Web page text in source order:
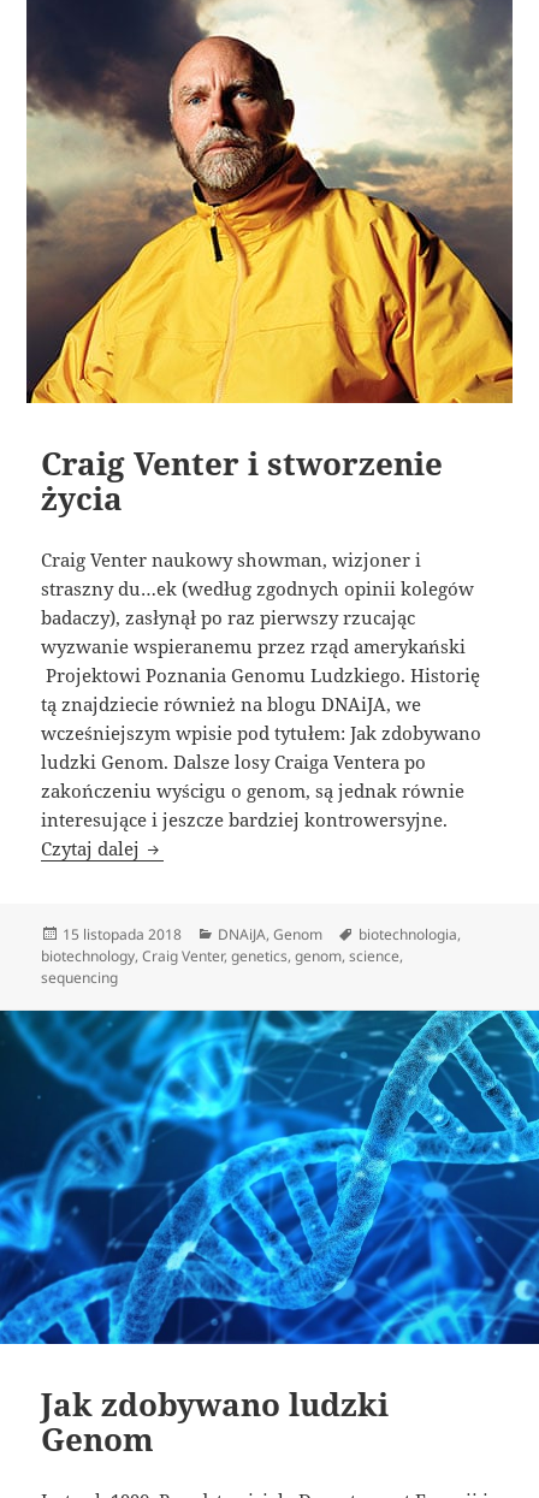
Craig Venter i stworzenie
życia
Craig Venter naukowy showman, wizjoner i
straszny du…ek (według zgodnych opinii kolegów
badaczy), zasłynął po raz pierwszy rzucając
wyzwanie wspieranemu przez rząd amerykański
Projektowi Poznania Genomu Ludzkiego. Historię
tą znajdziecie również na blogu DNAiJA, we
wcześniejszym wpisie pod tytułem: Jak zdobywano
ludzki Genom.Dalsze losy Craiga Ventera po
zakończeniu wyścigu o genom, są jednak równie
interesujące i jeszcze bardziej kontrowersyjne.
Czytaj dalej Craig Venter i stworzenie życia
Data
publikacji
15 listopada 2018 Kategorie
DNAiJA,Genom Tagi
biotechnologia,
biotechnology,Craig Venter,genetics,genom,science,
sequencing
Jak zdobywano ludzki
Genom